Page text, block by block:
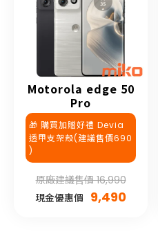
Motorola edge 50
Pro
🎁 購買加贈好禮 Devia
透甲支架殼(建議售價690
)
原廠建議售價 16,990
現金優惠價 9,490